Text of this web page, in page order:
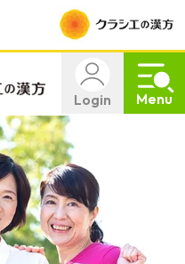
Login Menu